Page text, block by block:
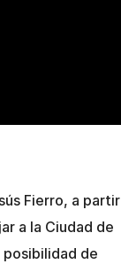
Fierro, a partir
a la Ciudad de
posibilidad de